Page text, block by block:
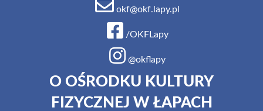
okf@okf.lapy.pl
/OKFLapy
@okflapy
O OŚRODKU KULTURY
FIZYCZNEJ W ŁAPACH